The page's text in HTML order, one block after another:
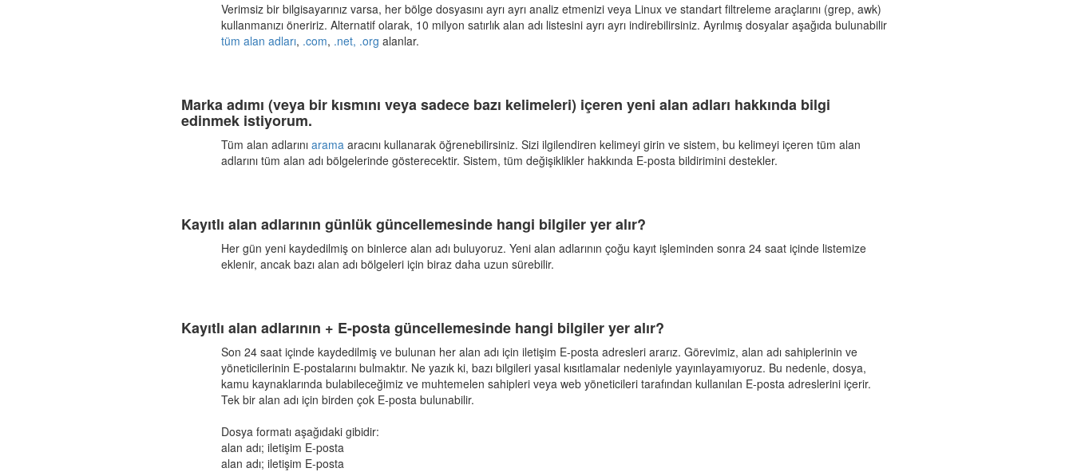
Verimsiz bir bilgisayarınız varsa, her bölge dosyasını ayrı ayrı analiz etmenizi veya Linux ve standart filtreleme araçlarını (grep, awk)
kullanmanızı öneririz. Alternatif olarak, 10 milyon satırlık alan adı listesini ayrı ayrı indirebilirsiniz. Ayrılmış dosyalar aşağıda bulunabilir
tüm alan adları, .com, .net, .org alanlar.
Marka adımı (veya bir kısmını veya sadece bazı kelimeleri) içeren yeni alan adları hakkında bilgi
edinmek istiyorum.
Tüm alan adlarınıarama aracını kullanarak öğrenebilirsiniz. Sizi ilgilendiren kelimeyi girin ve sistem, bu kelimeyi içeren tüm alan
adlarını tüm alan adı bölgelerinde gösterecektir. Sistem, tüm değişiklikler hakkında E-posta bildirimini destekler.
Kayıtlı alan adlarının günlük güncellemesinde hangi bilgiler yer alır?
Her gün yeni kaydedilmiş on binlerce alan adı buluyoruz. Yeni alan adlarının çoğu kayıt işleminden sonra 24 saat içinde listemize
eklenir, ancak bazı alan adı bölgeleri için biraz daha uzun sürebilir.
Kayıtlı alan adlarının + E-posta güncellemesinde hangi bilgiler yer alır?
Son 24 saat içinde kaydedilmiş ve bulunan her alan adı için iletişim E-posta adresleri ararız. Görevimiz, alan adı sahiplerinin ve
yöneticilerinin E-postalarını bulmaktır. Ne yazık ki, bazı bilgileri yasal kısıtlamalar nedeniyle yayınlayamıyoruz. Bu nedenle, dosya,
kamu kaynaklarında bulabileceğimiz ve muhtemelen sahipleri veya web yöneticileri tarafından kullanılan E-posta adreslerini içerir.
Tek bir alan adı için birden çok E-posta bulunabilir.
Dosya formatı aşağıdaki gibidir:
alan adı; iletişim E-posta
alan adı; iletişim E-posta